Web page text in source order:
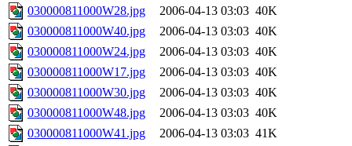
030000811000W28.jpg 2006-04-13 03:03 40K
030000811000W40.jpg
2006-04-13 03:03 40K
030000811000W24.jpg
2006-04-13 03:03 40K
030000811000W17.jpg
2006-04-13 03:03 40K
030000811000W30.jpg
2006-04-13 03:03 40K
030000811000W48.jpg
2006-04-13 03:03 40K
030000811000W41.jpg
2006-04-13 03:03 41K